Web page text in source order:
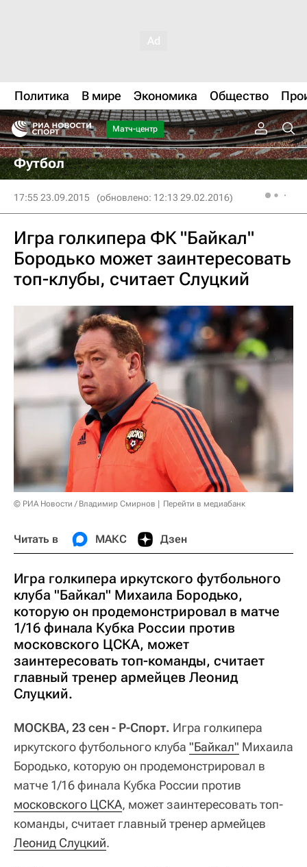
Политика В мире Экономика Общество
Матч-центр
Футбол
17:55 23.09.2015 (обновлено: 12:13 29.02.2016)
Игра голкипера ФК "Байкал"
Бородько может заинтересовать
топ-клубы, считает Слуцкий
© РИА Новости / Владимир Смирнов Перейти в медиабанк
Читать в МАКС Дзен
Игра голкипера иркутского футбольного
клуба "Байкал" Михаила Бородько,
которую он продемонстрировал в матче
1/16 финала Кубка России против
московского ЦСКА, может
заинтересовать топ-команды, считает
главный тренер армейцев Леонид
Слуцкий.
МОСКВА, 23 сен - Р-Спорт. Игра голкипера
иркутского футбольного клуба "Байкал" Михаила
Бородько, которую он продемонстрировал в
матче 1/16 финала Кубка России против
московского ЦСКА, может заинтересовать топ-
команды, считает главный тренер армейцев
Леонид Слуцкий.